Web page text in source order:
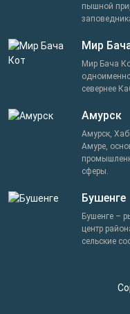
пышной
Мир
Мир Бача
севернее
Амурск
Амурск,
Амуре,
сферы.
Бушенге
Бушенге –
центр
сельские